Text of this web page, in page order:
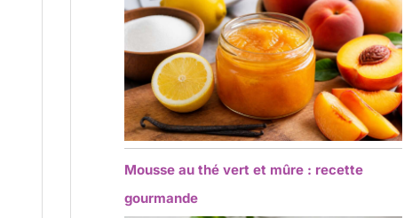
Mousse au thé vert et mûre : recette
gourmande